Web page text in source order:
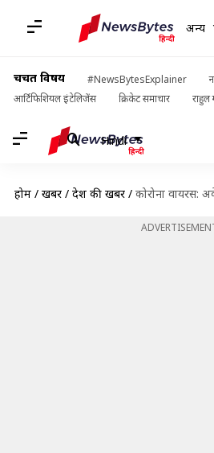
अन्य
चर्चित विषय #NewsBytesExplainer
आर्टिफिशियल इंटेलिजेंस
क्रिकेट समाचार राहुल
Hindi
होम / खबरें / देश की खबरें / कोरोना वायरस: अकेले